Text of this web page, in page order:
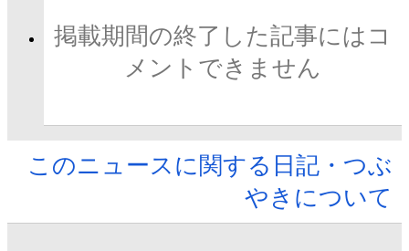
掲載期間の終了した記事にはコ
メントできません
このニュースに関する日記・つぶ
やきについて